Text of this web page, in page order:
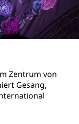
Zentrum von
Gesang,